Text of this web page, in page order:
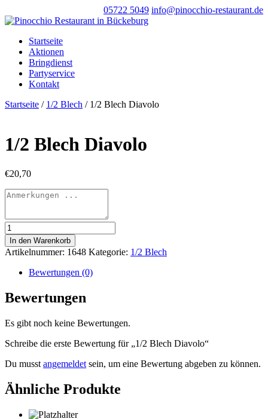
05722 5049 info@pinocchio-restaurant.de
Startseite
Aktionen
Bringdienst
Partyservice
Kontakt
Startseite / 1/2 Blech / 1/2 Blech Diavolo
1/2 Blech Diavolo
€20,70
1/2
Blech
Diavolo
Menge
In den Warenkorb
Artikelnummer: 1648 Kategorie: 1/2 Blech
Bewertungen (0)
Bewertungen
Es gibt noch keine Bewertungen.
Schreibe die erste Bewertung für „1/2 Blech Diavolo“
Du musst angemeldet sein, um eine Bewertung abgeben zu können.
Ähnliche Produkte